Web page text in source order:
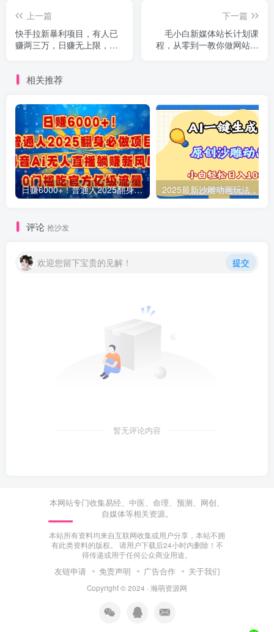
上一篇
快手拉新暴利项目，有人已
赚两三万，日赚无上限，再
下一篇
毛小白新媒体站长计划课
程，从零到一教你做网站，
相关推荐
日赚6000+！普通人2025翻身必做项目，抖音Ai无人直播躺赚新风口，0门槛吃官方亿级流量
评论 抢沙发
欢迎您留下宝贵的见解！ 提交
暂无评论内容
本网站专门收集易经、中医、命理、预测、网创、
自媒体等相关资源。
本站所有资料均来自互联网收集或用户分享，本站不拥
有此类资料的版权。 请用户下载后24小时内删除！不
得传递或用于任何公众商业用途。
友链申请 免责声明 广告合作 关于我们
Copyright © 2024 · 瀚萌资源网